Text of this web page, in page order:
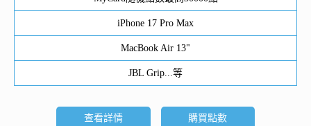
iPhone 17 Pro Max
MacBook Air 13"
JBL Grip...等
查看詳情 購買點數